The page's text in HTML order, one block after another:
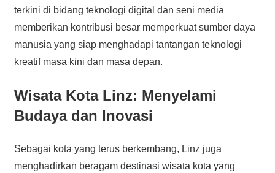
terkini di bidang teknologi digital dan seni media
memberikan kontribusi besar memperkuat sumber daya
manusia yang siap menghadapi tantangan teknologi
kreatif masa kini dan masa depan.
Wisata Kota Linz: Menyelami
Budaya dan Inovasi
Sebagai kota yang terus berkembang, Linz juga
menghadirkan beragam destinasi wisata kota yang